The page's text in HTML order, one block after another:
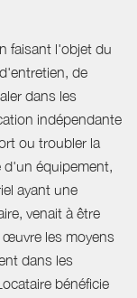
faisant l'objet du
de
dans les
indépendante
ou troubler la
d'un équipement,
ayant une
venait à être
œuvre les moyens
dans les
bénéficie